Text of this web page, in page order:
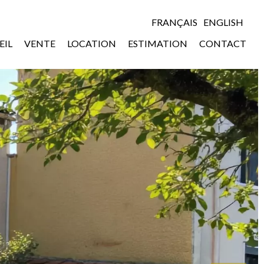
FRANÇAIS
ENGLISH
VENTE LOCATION ESTIMATION CONTACT